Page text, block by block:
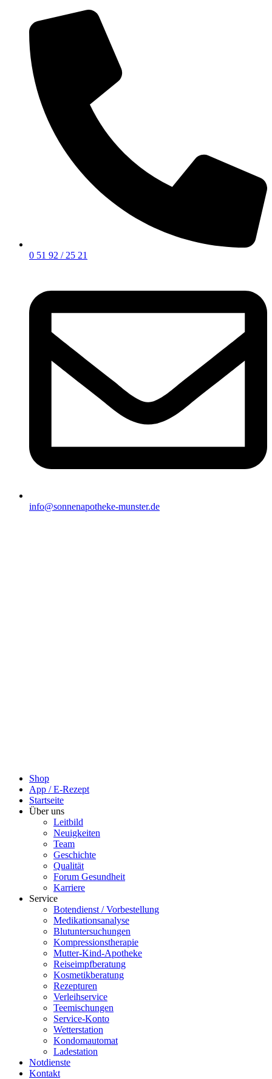
0 51 92 / 25 21
info@sonnenapotheke-munster.de
Shop
App / E-Rezept
Startseite
Über uns
Leitbild
Neuigkeiten
Team
Geschichte
Qualität
Forum Gesundheit
Karriere
Service
Botendienst / Vorbestellung
Medikationsanalyse
Blutuntersuchungen
Kompressionstherapie
Mutter-Kind-Apotheke
Reiseimpfberatung
Kosmetikberatung
Rezepturen
Verleihservice
Teemischungen
Service-Konto
Wetterstation
Kondomautomat
Ladestation
Notdienste
Kontakt